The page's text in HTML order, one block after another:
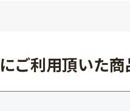
ご利用頂いた商